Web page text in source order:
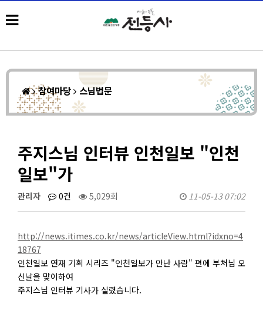
참여마당 스님법문
주지스님 인터뷰 인천일보 "인천
일보"가
관리자 0건 5,029회 11-05-13 07:02
http://news.itimes.co.kr/news/articleView.html?idxno=4
18767
인천일보 연재 기획 시리즈 "인천일보가 만난 사람" 편에 부처님 오
신날을 맞이하여
주지스님 인터뷰 기사가 실렸습니다.